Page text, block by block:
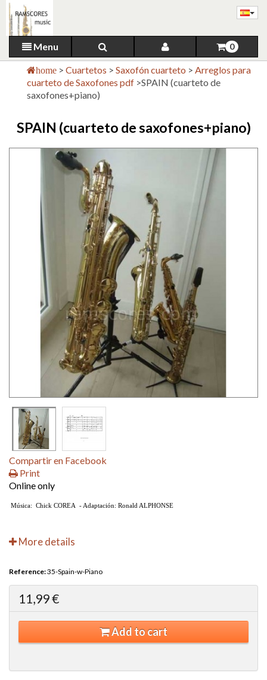
Menu 0
home > Cuartetos > Saxofón cuarteto > Arreglos para
cuarteto de Saxofones pdf >SPAIN (cuarteto de
saxofones+piano)
SPAIN (cuarteto de saxofones+piano)
Compartir en Facebook
Print
Online only
Música: Chick COREA - Adaptación: Ronald ALPHONSE
More details
Reference:35-Spain-w-Piano
11,99 €
Add to cart